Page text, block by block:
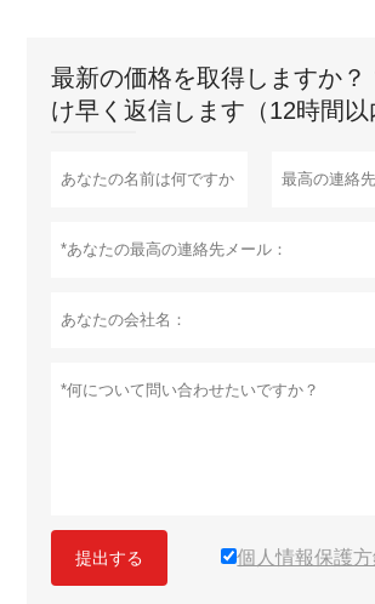
最新の価格を取得しますか？
け早く返信します（12時間以
提出する 個人情報保護